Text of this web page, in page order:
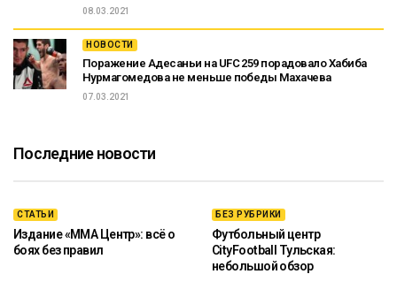
08.03.2021
НОВОСТИ
Поражение Адесаньи на UFC 259 порадовало Хабиба
Нурмагомедова не меньше победы Махачева
07.03.2021
Последние новости
СТАТЬИ
Издание «ММА Центр»: всё о
боях без правил
БЕЗ РУБРИКИ
Футбольный центр
CityFootball Тульская:
небольшой обзор